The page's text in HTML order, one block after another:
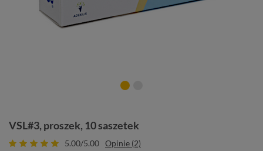
VSL#3, proszek, 10 saszetek
5.00/5.00 Opinie (2)